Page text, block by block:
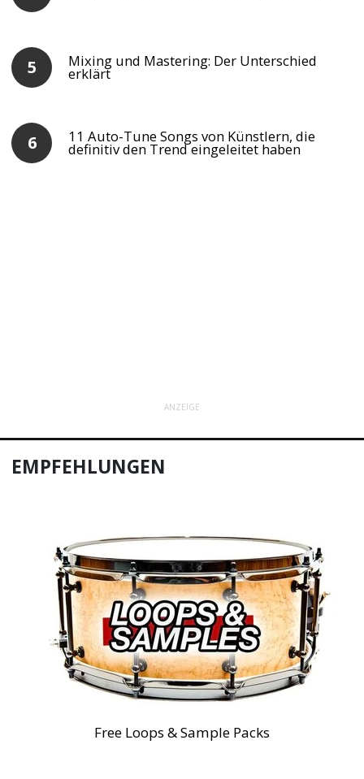
Mixing und Mastering: Der Unterschied
erklärt
11 Auto-Tune Songs von Künstlern, die
definitiv den Trend eingeleitet haben
ANZEIGE
EMPFEHLUNGEN
Free Loops & Sample Packs